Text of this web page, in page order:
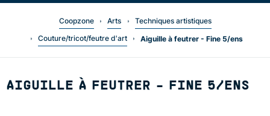
Coopzone Arts
Techniques artistiques
Couture/tricot/feutre d'art
Aiguille à feutrer - Fine 5/ens
AIGUILLE À FEUTRER - FINE 5/ENS